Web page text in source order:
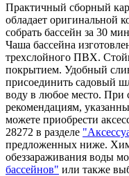
Практичный сборный
обладает оригинальной
собрать бассейн за 30
Чаша бассейна
трехслойного ПВХ.
покрытием. Удобный
присоединить садовый
воду в любое место. При
рекомендациям,
можете приобрести
28272 в разделе
предложенных ниже.
обеззараживания воды
бассейнов" или также